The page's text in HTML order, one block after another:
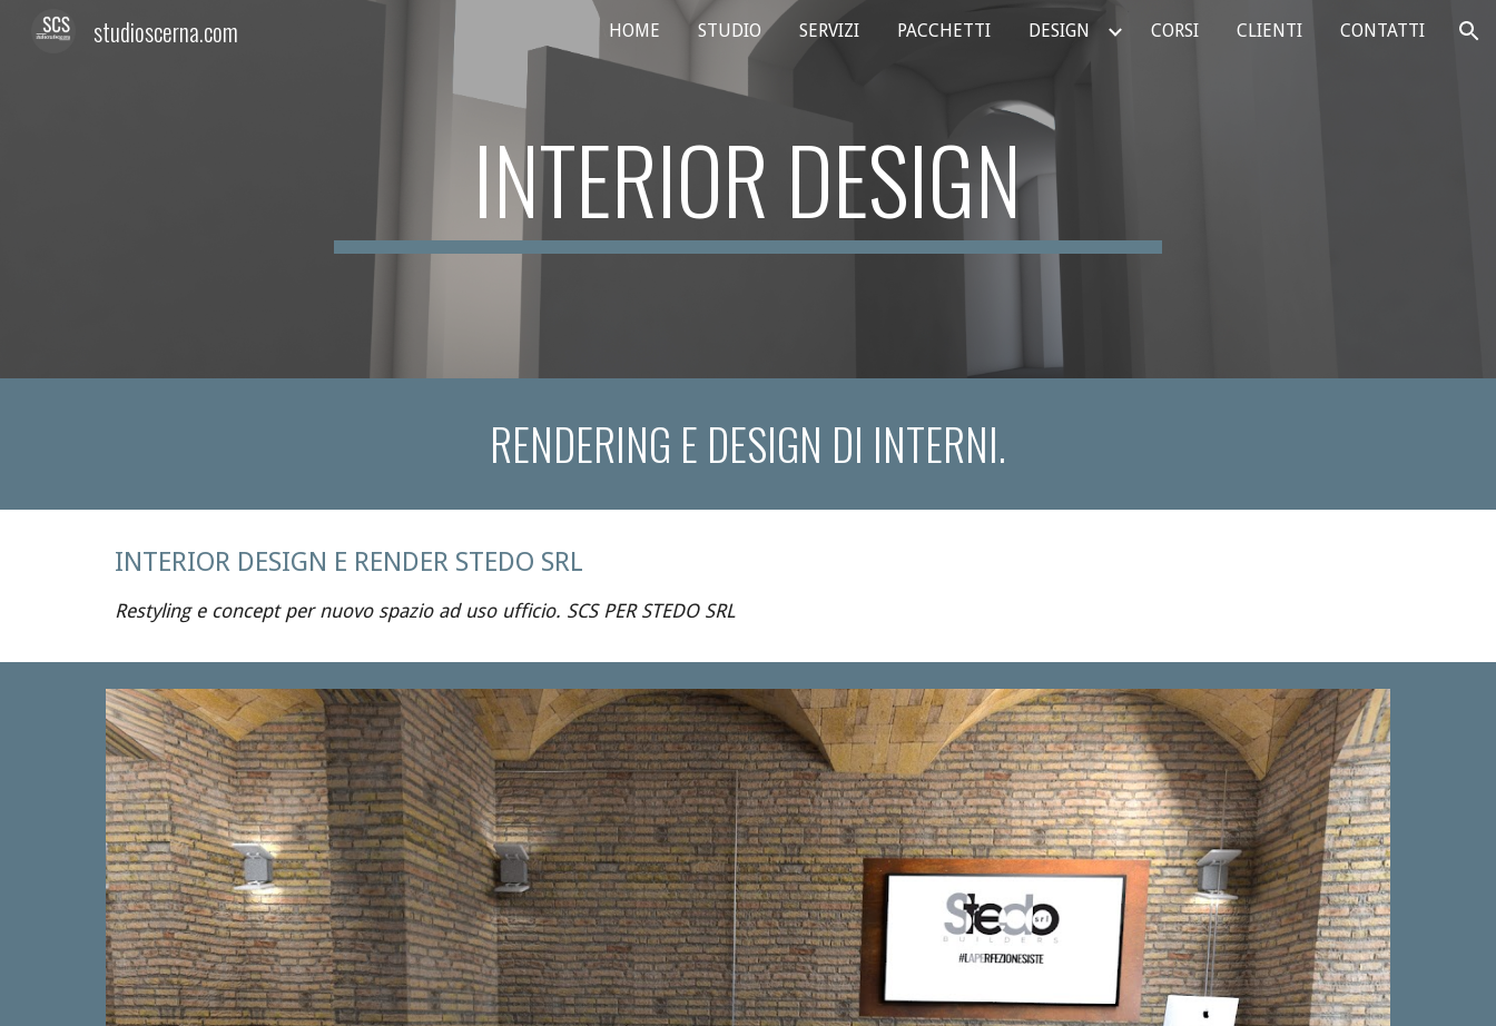
Skip to main content Skip to navigation
studioscerna.com HOME STUDIO SERVIZI PACCHETTI DESIGN CORSI CLIENTI CONTATTI
INTERIOR DESIGN
RENDERING E DESIGN DI INTERNI.
INTERIOR DESIGN E RENDER STEDO SRL
Restyling e concept per nuovo spazio ad uso ufficio. SCS PER STEDO SRL